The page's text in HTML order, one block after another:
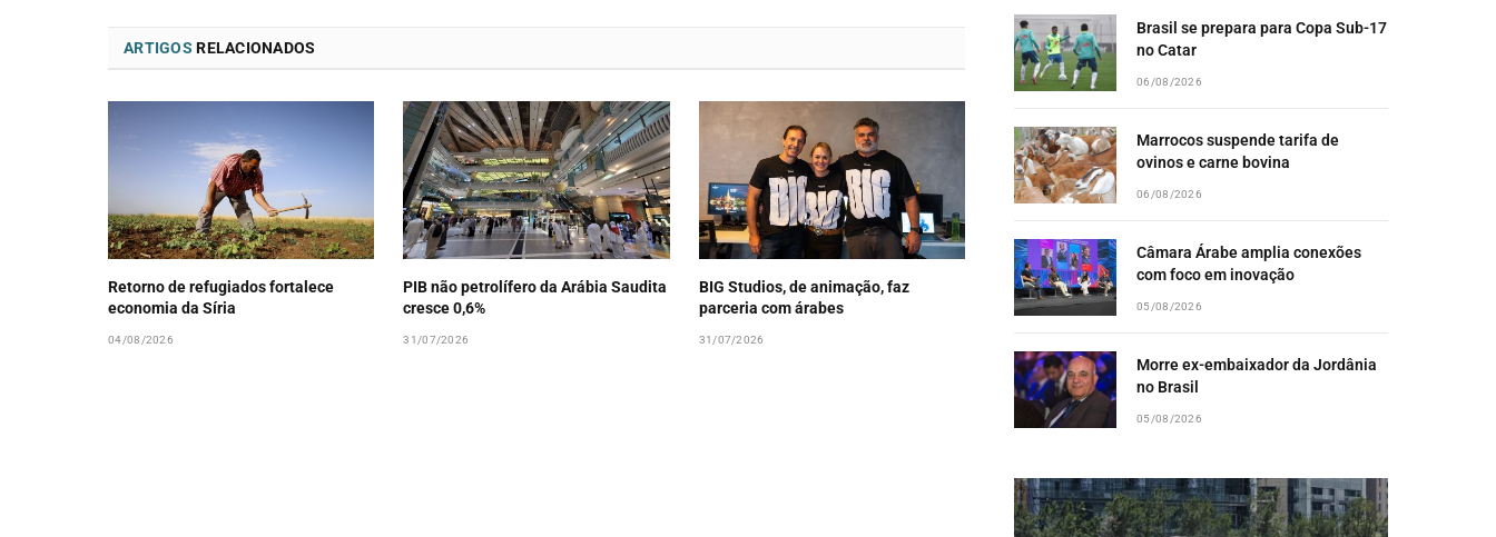
ARTIGOS RELACIONADOS
Retorno de refugiados fortalece
economia da Síria
04/08/2026
PIB não petrolífero da Arábia Saudita
cresce 0,6%
31/07/2026
BIG Studios, de animação, faz
parceria com árabes
31/07/2026
Brasil se prepara para Copa Sub-17
no Catar
06/08/2026
Marrocos suspende tarifa de
ovinos e carne bovina
06/08/2026
Câmara Árabe amplia conexões
com foco em inovação
05/08/2026
Morre ex-embaixador da Jordânia
no Brasil
05/08/2026